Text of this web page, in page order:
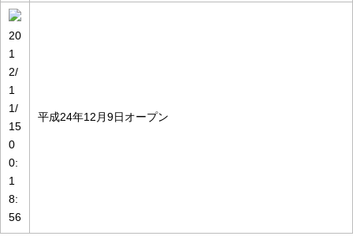
20
1
2/
1
1/
15
0
0:
1
8:
56
平成24年12月9日オープン